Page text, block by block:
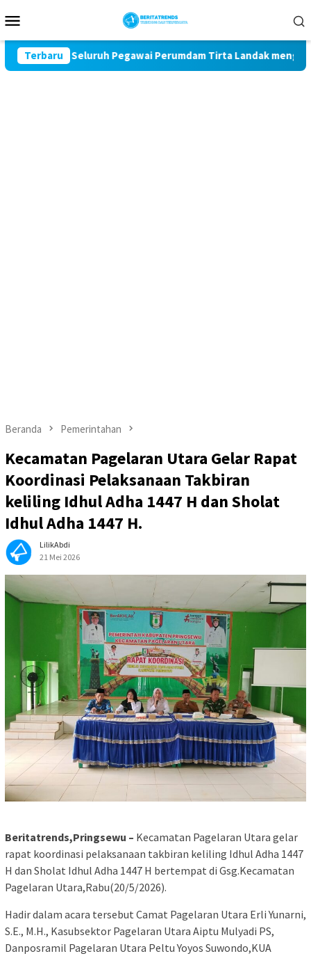
ke
Mobile
Terbaru
dan Seluruh Pegawai Perumdam Tirta Landak mengucapkan
Beranda Pemerintahan
Kecamatan Pagelaran Utara Gelar Rapat
Koordinasi Pelaksanaan Takbiran
keliling Idhul Adha 1447 H dan Sholat
Idhul Adha 1447 H.
LilikAbdi
21 Mei 2026
Beritatrends,Pringsewu – Kecamatan Pagelaran Utara gelar
rapat koordinasi pelaksanaan takbiran keliling Idhul Adha 1447
H dan Sholat Idhul Adha 1447 H bertempat di Gsg.Kecamatan
Pagelaran Utara,Rabu(20/5/2026).
Hadir dalam acara tersebut Camat Pagelaran Utara Erli Yunarni,
S.E., M.H., Kasubsektor Pagelaran Utara Aiptu Mulyadi PS,
Danposramil Pagelaran Utara Peltu Yoyos Suwondo,KUA